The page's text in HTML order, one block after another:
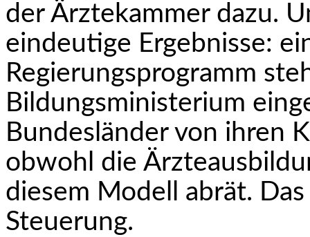
der Ärztekammer dazu.
eindeutige Ergebnisse:
Regierungsprogramm
Bildungsministerium
Bundesländer von ihren
obwohl die
diesem Modell abrät.
Steuerung.